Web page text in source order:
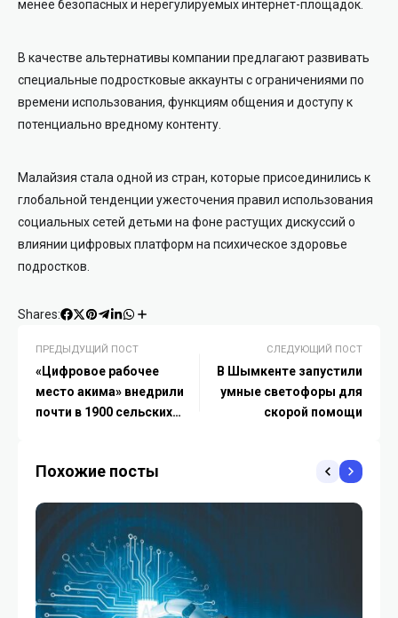
менее безопасных и нерегулируемых интернет-площадок.
В качестве альтернативы компании предлагают развивать
специальные подростковые аккаунты с ограничениями по
времени использования, функциям общения и доступу к
потенциально вредному контенту.
Малайзия стала одной из стран, которые присоединились к
глобальной тенденции ужесточения правил использования
социальных сетей детьми на фоне растущих дискуссий о
влиянии цифровых платформ на психическое здоровье
подростков.
Shares:
ПРЕДЫДУЩИЙ ПОСТ
«Цифровое рабочее
место акима» внедрили
почти в 1900 сельских
СЛЕДУЮЩИЙ ПОСТ
В Шымкенте запустили
умные светофоры для
скорой помощи
Похожие посты